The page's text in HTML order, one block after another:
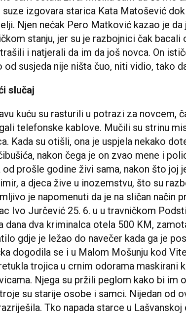
suze izgovara starica Kata Matošević
Njen nećak Pero Matković kazao je
stanju, jer su je razbojnici čak
i natjerali da im da još novca. On
od susjeda nije ništa čuo, niti vidio, tako
slučaj
kuću su rasturili u potrazi za novcem,
telefonske kablove. Mučili su strinu
Kada su otišli, ona je uspjela nekako
nakon čega je on zvao mene i
od prošle godine živi sama, nakon što joj
a djeca žive u inozemstvu, što su
je napomenuti da je na sličan način
Ivo Jurčević 25. 6. u u travničkom
dana dva kriminalca otela 500 KM,
gdje je ležao do navečer kada ga je
dogodila se i u Malom Mošunju kod
trojica u crnim odorama maskirani
Njega su pržili peglom kako bi im
su starije osobe i samci. Nijedan od
Tko napada starce u